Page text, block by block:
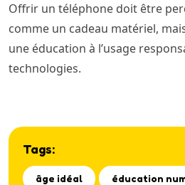
Offrir un téléphone doit être
comme un cadeau matériel,
une éducation à l’usage
technologies.
Tags:
âge idéal éducation